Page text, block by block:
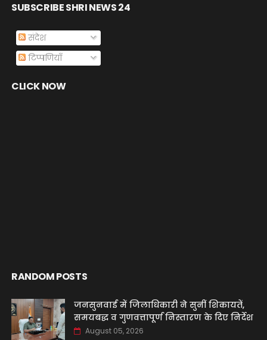
SUBSCRIBE SHRI NEWS 24
संदेश
टिप्पणियाँ
CLICK NOW
RANDOM POSTS
जनसुनवाई में जिलाधिकारी ने सुनीं शिकायतें,
समयबद्ध व गुणवत्तापूर्ण निस्तारण के दिए निर्देश
August 05, 2026